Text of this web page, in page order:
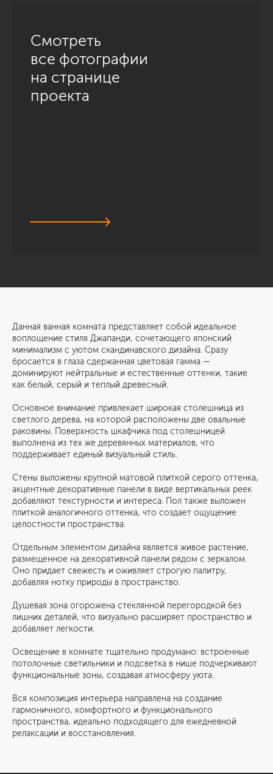
Смотреть
все фотографии
на странице
проекта
Данная ванная комната представляет собой идеальное
воплощение стиля Джапанди, сочетающего японский
минимализм с уютом скандинавского дизайна. Сразу
бросается в глаза сдержанная цветовая гамма —
доминируют нейтральные и естественные оттенки, такие
как белый, серый и теплый древесный.
Основное внимание привлекает широкая столешница из
светлого дерева, на которой расположены две овальные
раковины. Поверхность шкафчика под столешницей
выполнена из тех же деревянных материалов, что
поддерживает единый визуальный стиль.
Стены выложены крупной матовой плиткой серого оттенка,
акцентные декоративные панели в виде вертикальных реек
добавляют текстурности и интереса. Пол также выложен
плиткой аналогичного оттенка, что создает ощущение
целостности пространства.
Отдельным элементом дизайна является живое растение,
размещенное на декоративной панели рядом с зеркалом.
Оно придает свежесть и оживляет строгую палитру,
добавляя нотку природы в пространство.
Душевая зона огорожена стеклянной перегородкой без
лишних деталей, что визуально расширяет пространство и
добавляет легкости.
Освещение в комнате тщательно продумано: встроенные
потолочные светильники и подсветка в нише подчеркивают
функциональные зоны, создавая атмосферу уюта.
Вся композиция интерьера направлена на создание
гармоничного, комфортного и функционального
пространства, идеально подходящего для ежедневной
релаксации и восстановления.